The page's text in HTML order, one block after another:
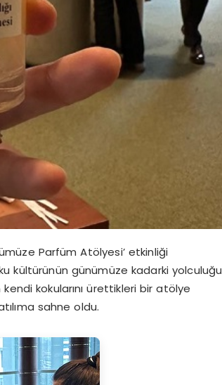
Parfüm Atölyesi’ etkinliği
kültürünün günümüze kadarki
kendi kokularını ürettikleri bir atölye
sahne oldu.